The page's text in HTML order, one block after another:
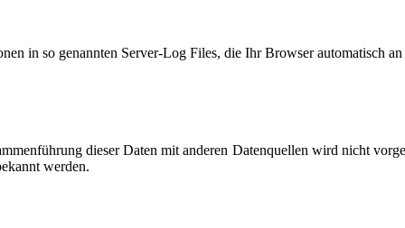
in so genannten Server-Log Files, die Ihr Browser automatisch
dieser Daten mit anderen Datenquellen wird nicht
werden.